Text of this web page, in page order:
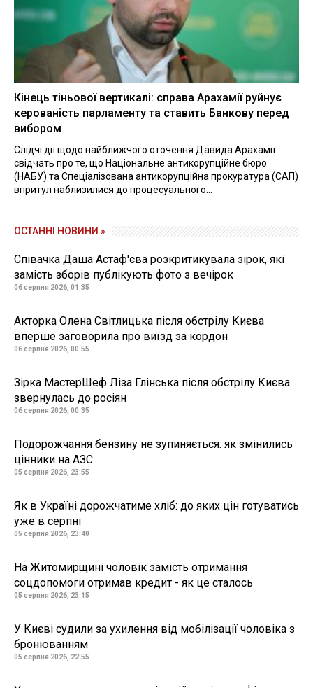
Кінець тіньової вертикалі: справа Арахамії руйнує
керованість парламенту та ставить Банкову перед
вибором
Слідчі дії щодо найближчого оточення Давида Арахамії
свідчать про те, що Національне антикорупційне бюро
(НАБУ) та Спеціалізована антикорупційна прокуратура (САП)
впритул наблизилися до процесуального...
ОСТАННІ НОВИНИ »
Співачка Даша Астаф'єва розкритикувала зірок, які
замість зборів публікують фото з вечірок
06 серпня 2026, 01:35
Акторка Олена Світлицька після обстрілу Києва
вперше заговорила про виїзд за кордон
06 серпня 2026, 00:55
Зірка МастерШеф Ліза Глінська після обстрілу Києва
звернулась до росіян
06 серпня 2026, 00:35
Подорожчання бензину не зупиняється: як змінились
цінники на АЗС
05 серпня 2026, 23:55
Як в Україні дорожчатиме хліб: до яких цін готуватись
уже в серпні
05 серпня 2026, 23:40
На Житомирщині чоловік замість отримання
соцдопомоги отримав кредит - як це сталось
05 серпня 2026, 23:15
У Києві судили за ухилення від мобілізації чоловіка з
бронюванням
05 серпня 2026, 22:55